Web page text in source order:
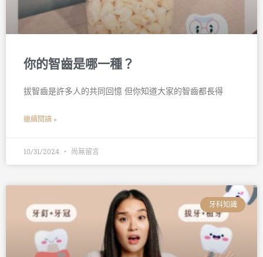
你的智齒是哪一種？
拔智齒是許多人的共同回憶 但你知道大家的智齒都長得
繼續閱讀 »
10/31/2024 尚無留言
牙科知識